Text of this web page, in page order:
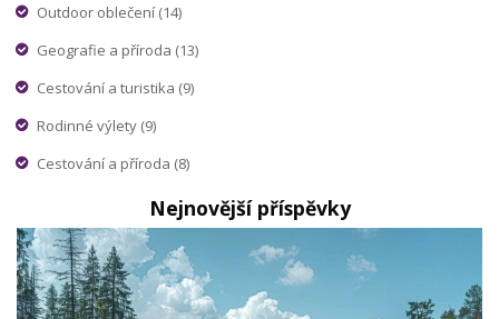
Outdoor oblečení (14)
Geografie a příroda (13)
Cestování a turistika (9)
Rodinné výlety (9)
Cestování a příroda (8)
Nejnovější příspěvky